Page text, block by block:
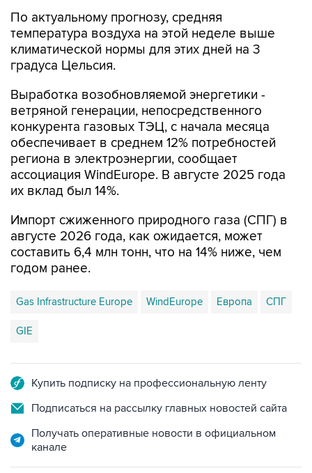
По актуальному прогнозу, средняя
температура воздуха на этой неделе выше
климатической нормы для этих дней на 3
градуса Цельсия.
Выработка возобновляемой энергетики -
ветряной генерации, непосредственного
конкурента газовых ТЭЦ, с начала месяца
обеспечивает в среднем 12% потребностей
региона в электроэнергии, сообщает
ассоциация WindEurope. В августе 2025 года
их вклад был 14%.
Импорт сжиженного природного газа (СПГ) в
августе 2026 года, как ожидается, может
составить 6,4 млн тонн, что на 14% ниже, чем
годом ранее.
Gas Infrastructure Europe WindEurope Европа СПГ
GIE
Купить подписку на профессиональную ленту
Подписаться на рассылку главных новостей сайта
Получать оперативные новости в официальном
канале